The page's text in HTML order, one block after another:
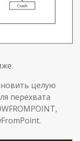
целую
перехвата